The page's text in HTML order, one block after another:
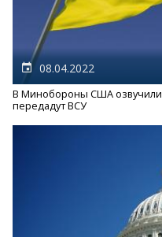
08.04.2022
В Минобороны США озвучили
передадут ВСУ